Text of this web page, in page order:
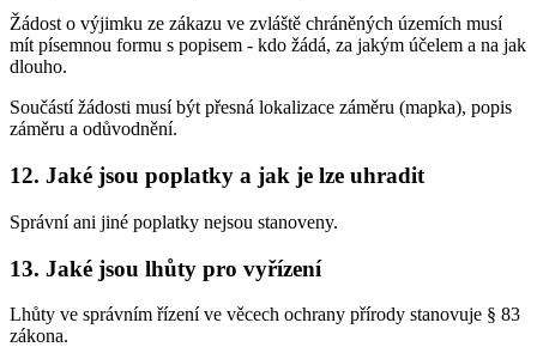
Žádost o výjimku ze zákazu ve zvláště chráněných územích musí
mít písemnou formu s popisem - kdo žádá, za jakým účelem a na jak
dlouho.
Součástí žádosti musí být přesná lokalizace záměru (mapka), popis
záměru a odůvodnění.
12. Jaké jsou poplatky a jak je lze uhradit
Správní ani jiné poplatky nejsou stanoveny.
13. Jaké jsou lhůty pro vyřízení
Lhůty ve správním řízení ve věcech ochrany přírody stanovuje § 83
zákona.